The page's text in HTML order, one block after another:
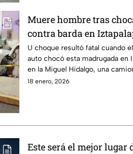
Muere hombre tras
contra barda en
Dormía
U choque resultó fatal cuando
auto chocó esta madrugada en
en la Miguel Hidalgo, una
tres autos.
18 enero, 2026
Este será el mejor lugar